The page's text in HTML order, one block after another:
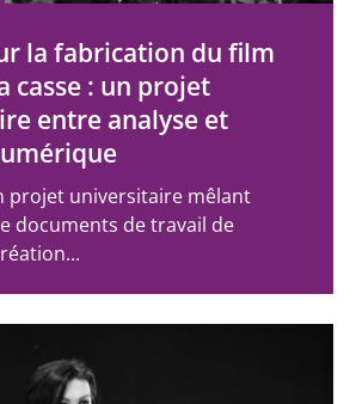
la fabrication du film
casse : un projet
entre analyse et
projet universitaire mêlant
documents de travail de